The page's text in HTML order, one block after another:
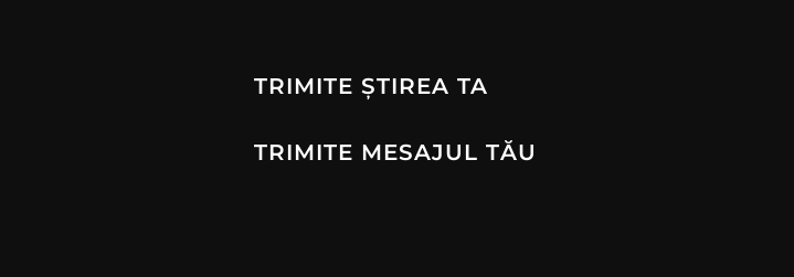
TRIMITE ȘTIREA TA
TRIMITE MESAJUL TĂU